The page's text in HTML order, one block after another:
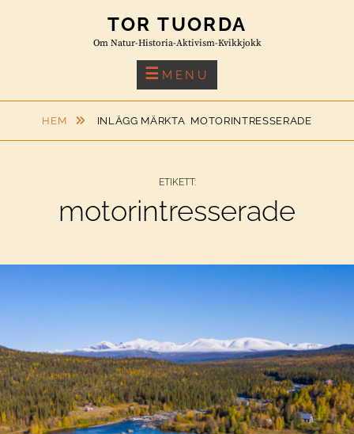
TOR TUORDA
Om Natur-Historia-Aktivism-Kvikkjokk
MENU
HEM INLÄGG MÄRKTA MOTORINTRESSERADE
ETIKETT:
motorintresserade